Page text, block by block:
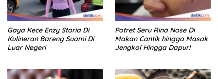
Gaya Kece Enzy Storia Di
Kulineran Bareng Suami Di
Luar Negeri
Potret Seru Rina Nose Di
Makan Cantik hingga Masak
Jengkol Hingga Dapur!